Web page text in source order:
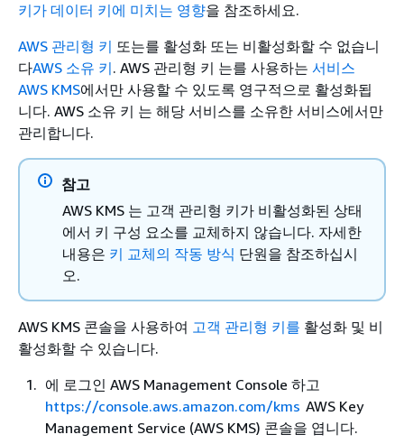
키가 데이터 키에 미치는 영향을 참조하세요.
AWS 관리형 키 또는를 활성화 또는 비활성화할 수 없습니
다AWS 소유 키. AWS 관리형 키 는를 사용하는 서비스
AWS KMS에서만 사용할 수 있도록 영구적으로 활성화됩
니다. AWS 소유 키 는 해당 서비스를 소유한 서비스에서만
관리합니다.
참고
AWS KMS 는 고객 관리형 키가 비활성화된 상태
에서 키 구성 요소를 교체하지 않습니다. 자세한
내용은 키 교체의 작동 방식 단원을 참조하십시
오.
AWS KMS 콘솔을 사용하여 고객 관리형 키를 활성화 및 비
활성화할 수 있습니다.
에 로그인 AWS Management Console 하고
https://console.aws.amazon.com/kms AWS Key
Management Service (AWS KMS) 콘솔을 엽니다.